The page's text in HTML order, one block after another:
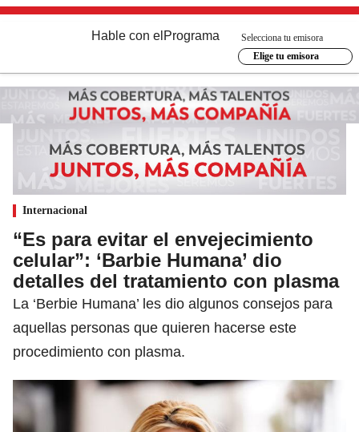
Hable con el Programa
Selecciona tu emisora
Elige tu emisora
Internacional
“Es para evitar el envejecimiento
celular”: ‘Barbie Humana’ dio
detalles del tratamiento con plasma
La ‘Berbie Humana’ les dio algunos consejos para
aquellas personas que quieren hacerse este
procedimiento con plasma.